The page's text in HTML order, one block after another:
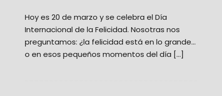
Hoy es 20 de marzo y se celebra el Día
Internacional de la Felicidad. Nosotras nos
preguntamos: ¿la felicidad está en lo grande…
o en esos pequeños momentos del día […]